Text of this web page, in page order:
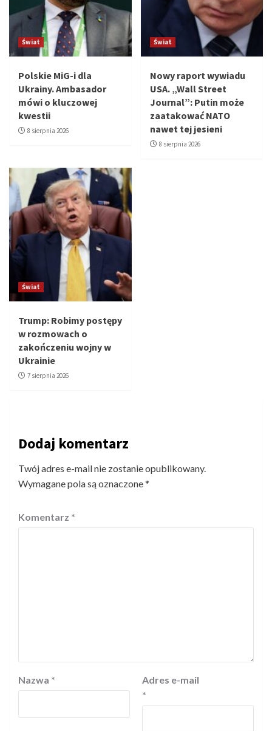
Świat
Polskie MiG-i dla
Ukrainy. Ambasador
mówi o kluczowej
kwestii
8 sierpnia 2026
Świat
Nowy raport wywiadu
USA. „Wall Street
Journal”: Putin może
zaatakować NATO
nawet tej jesieni
8 sierpnia 2026
Świat
Trump: Robimy postępy
w rozmowach o
zakończeniu wojny w
Ukrainie
7 sierpnia 2026
Dodaj komentarz
Twój adres e-mail nie zostanie opublikowany.
Wymagane pola są oznaczone*
Komentarz *
Nazwa *
Adres e-mail
*